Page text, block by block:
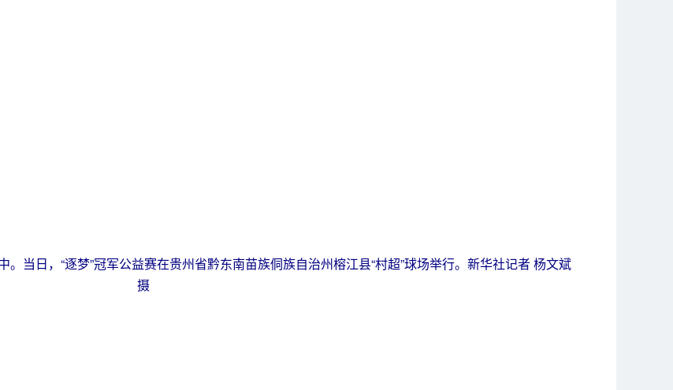
。当日，“逐梦”冠军公益赛在贵州省黔东南苗族侗族自治州榕江县“村超”球场举行。新华社记者 杨文斌
摄